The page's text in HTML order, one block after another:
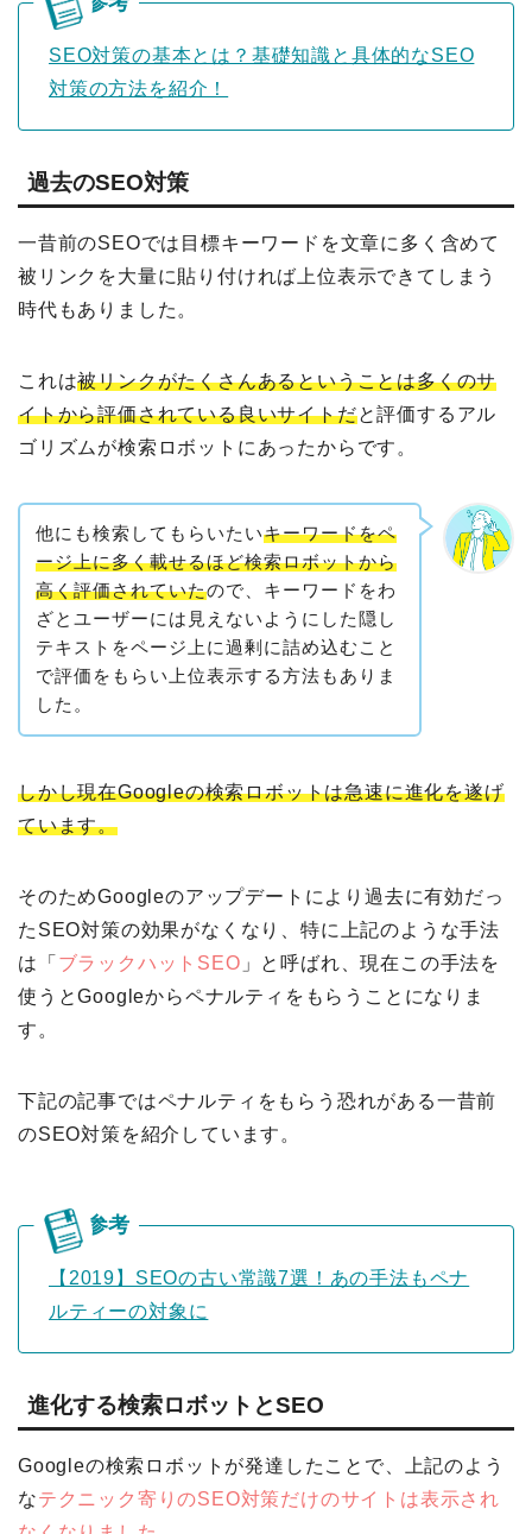
SEO対策の基本とは？基礎知識と具体的なSEO
対策の方法を紹介！
過去のSEO対策
一昔前のSEOでは目標キーワードを文章に多く含めて
被リンクを大量に貼り付ければ上位表示できてしまう
時代もありました。
これは被リンクがたくさんあるということは多くのサ
イトから評価されている良いサイトだと評価するアル
ゴリズムが検索ロボットにあったからです。
他にも検索してもらいたいキーワードをペ
ージ上に多く載せるほど検索ロボットから
高く評価されていたので、キーワードをわ
ざとユーザーには見えないようにした隠し
テキストをページ上に過剰に詰め込むこと
で評価をもらい上位表示する方法もありま
した。
しかし現在Googleの検索ロボットは急速に進化を遂げ
ています。
そのためGoogleのアップデートにより過去に有効だっ
たSEO対策の効果がなくなり、特に上記のような手法
は「 ブラックハットSEO 」と呼ばれ、現在この手法を
使うとGoogleからペナルティをもらうことになりま
す。
下記の記事ではペナルティをもらう恐れがある一昔前
のSEO対策を紹介しています。
【2019】SEOの古い常識7選！あの手法もペナ
ルティーの対象に
進化する検索ロボットとSEO
Googleの検索ロボットが発達したことで、上記のよう
なテクニック寄りのSEO対策だけのサイトは表示され